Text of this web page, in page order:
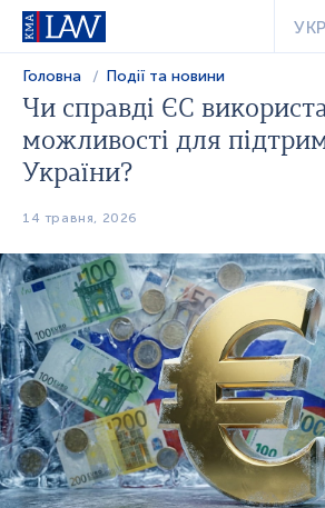
УКР
Головна Події та новини
Чи справді ЄС
можливості для
України?
14 травня, 2026